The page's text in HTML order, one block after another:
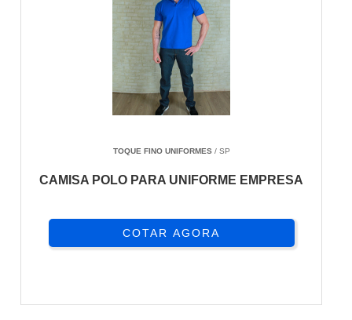
TOQUE FINO UNIFORMES/ SP
CAMISA POLO PARA UNIFORME EMPRESA
COTAR AGORA